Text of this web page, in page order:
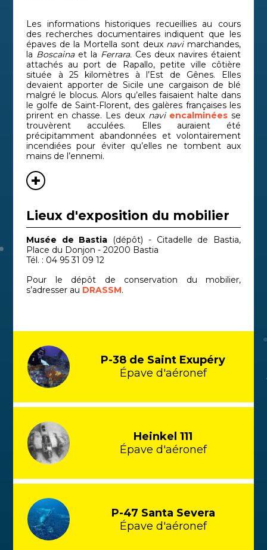
Les informations historiques recueillies au cours
des recherches documentaires indiquent que les
épaves de la Mortella sont deux navimarchandes,
la Boscainaet la Ferrara. Ces deux navires étaient
attachés au port de Rapallo, petite ville côtière
située à 25 kilomètres à l’Est de Gênes. Elles
devaient apporter de Sicile une cargaison de blé
malgré le blocus. Alors qu’elles faisaient halte dans
le golfe de Saint-Florent, des galères françaises les
prirent en chasse. Les deux navi encalminéesse
trouvèrent acculées. Elles auraient été
précipitamment abandonnées et volontairement
incendiées pour éviter qu’elles ne tombent aux
mains de l’ennemi.
Lieux d'exposition du mobilier
Musée de Bastia (dépôt) - Citadelle de Bastia,
Place du Donjon - 20200 Bastia
Tél. : 04 95 31 09 12
Pour le dépôt de conservation du mobilier,
s’adresser au DRASSM.
P-38 de Saint Exupéry
Épave d'aéronef
Heinkel 111
Épave d'aéronef
P-47 Santa Severa
Épave d'aéronef